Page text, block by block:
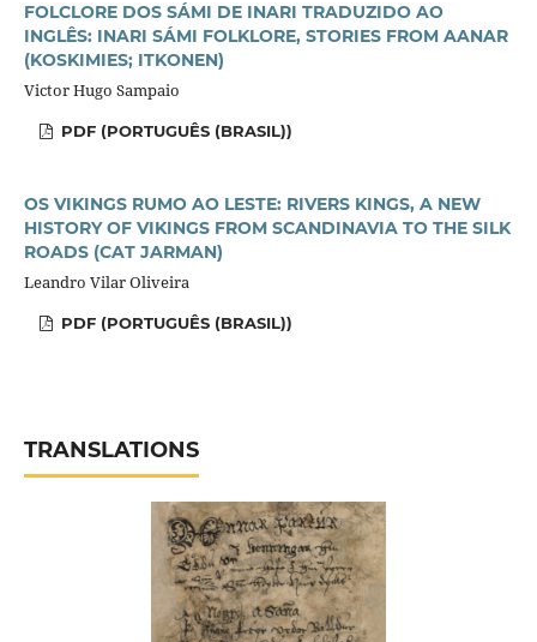
FOLCLORE DOS SÁMI DE INARI TRADUZIDO AO
INGLÊS: INARI SÁMI FOLKLORE, STORIES FROM AANAR
(KOSKIMIES; ITKONEN)
Victor Hugo Sampaio
PDF (PORTUGUÊS (BRASIL))
OS VIKINGS RUMO AO LESTE: RIVERS KINGS, A NEW
HISTORY OF VIKINGS FROM SCANDINAVIA TO THE SILK
ROADS (CAT JARMAN)
Leandro Vilar Oliveira
PDF (PORTUGUÊS (BRASIL))
TRANSLATIONS